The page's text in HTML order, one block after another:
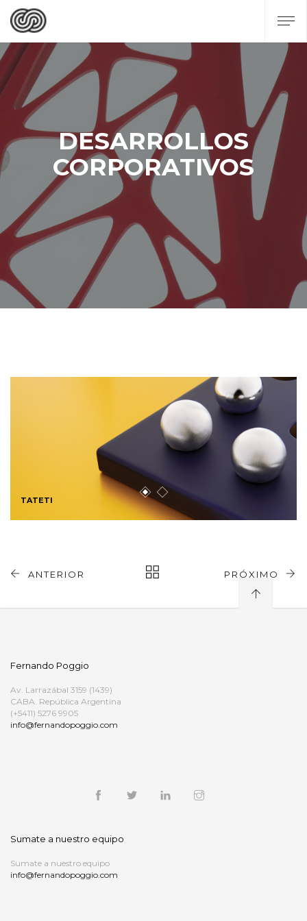
DESARROLLOS
CORPORATIVOS
TATETI
ANTERIOR PRÓXIMO
Fernando Poggio
Av. Larrazábal 3159 (1439)
CABA. República Argentina
(+5411) 5276 9905
info@fernandopoggio.com
Sumate a nuestro equipo
Sumate a nuestro equipo
info@fernandopoggio.com